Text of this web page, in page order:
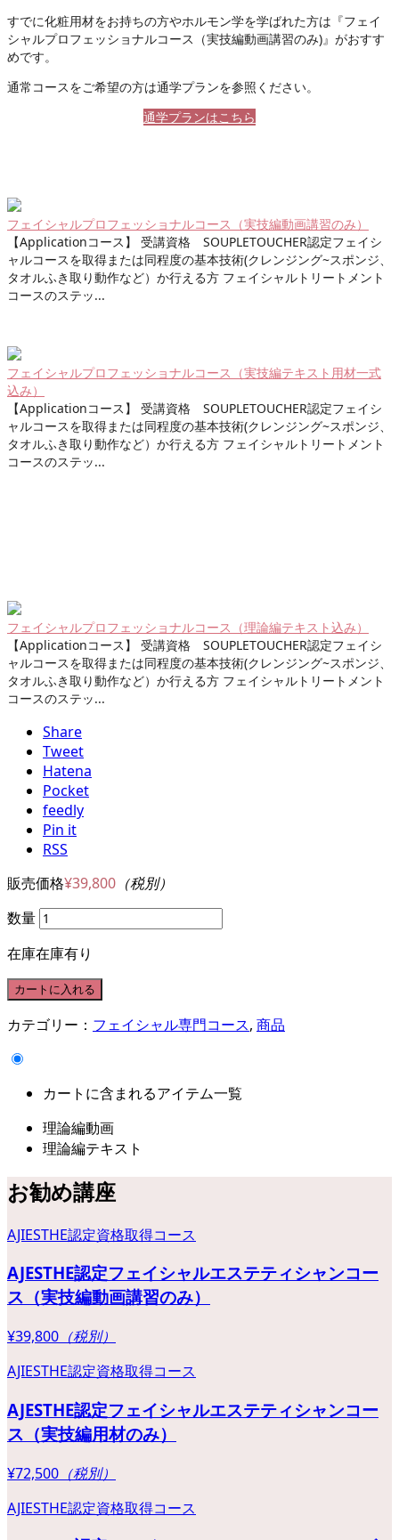
すでに化粧用材をお持ちの方やホルモン学を学ばれた方は『フェイ
シャルプロフェッショナルコース（実技編動画講習のみ)』がおすす
めです。
通常コースをご希望の方は通学プランを参照ください。
通学プランはこちら
フェイシャルプロフェッショナルコース（実技編動画講習のみ）
【Applicationコース】 受講資格 SOUPLETOUCHER認定フェイシ
ャルコースを取得または同程度の基本技術(クレンジング~スポンジ、
タオルふき取り動作など）か行える方 フェイシャルトリートメント
コースのステッ...
フェイシャルプロフェッショナルコース（実技編テキスト用材一式
込み）
【Applicationコース】 受講資格 SOUPLETOUCHER認定フェイシ
ャルコースを取得または同程度の基本技術(クレンジング~スポンジ、
タオルふき取り動作など）か行える方 フェイシャルトリートメント
コースのステッ...
フェイシャルプロフェッショナルコース（理論編テキスト込み）
【Applicationコース】 受講資格 SOUPLETOUCHER認定フェイシ
ャルコースを取得または同程度の基本技術(クレンジング~スポンジ、
タオルふき取り動作など）か行える方 フェイシャルトリートメント
コースのステッ...
Share
Tweet
Hatena
Pocket
feedly
Pin it
RSS
販売価格¥39,800 （税別）
数量
在庫在庫有り
カテゴリー： フェイシャル専門コース, 商品
カートに含まれるアイテム一覧
理論編動画
理論編テキスト
お勧め講座
AJIESTHE認定資格取得コース
AJESTHE認定フェイシャルエステティシャンコー
ス（実技編動画講習のみ）
¥39,800 （税別）
AJIESTHE認定資格取得コース
AJESTHE認定フェイシャルエステティシャンコー
ス（実技編用材のみ）
¥72,500 （税別）
AJIESTHE認定資格取得コース